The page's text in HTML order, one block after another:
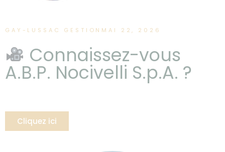
GAY-LUSSAC GESTION MAI 22, 2026
Connaissez-vous
A.B.P. Nocivelli S.p.A. ?
Cliquez ici